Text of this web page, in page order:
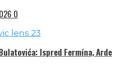
0
Ispred Fermína, Arde